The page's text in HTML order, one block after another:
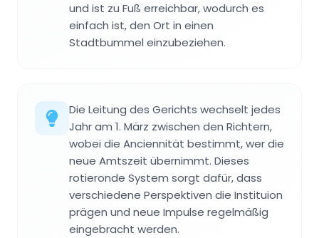
und ist zu Fuß erreichbar, wodurch es
einfach ist, den Ort in einen
Stadtbummel einzubeziehen.
Die Leitung des Gerichts wechselt jedes
Jahr am 1. März zwischen den Richtern,
wobei die Anciennität bestimmt, wer die
neue Amtszeit übernimmt. Dieses
rotieronde System sorgt dafür, dass
verschiedene Perspektiven die Instituion
prägen und neue Impulse regelmäßig
eingebracht werden.